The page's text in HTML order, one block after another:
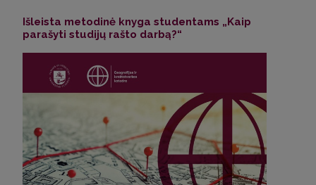
Išleista metodinė knyga studentams „Kaip
parašyti studijų rašto darbą?“